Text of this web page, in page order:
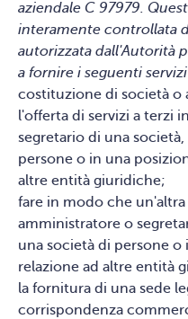
aziendale C 97979.
interamente controllata
autorizzata dall'Autorità
a fornire i seguenti
costituzione di società o
l'offerta di servizi a terzi
segretario di una
persone o in una
altre entità giuridiche;
fare in modo che
amministratore o
una società di persone o
relazione ad altre entità
la fornitura di una sede
corrispondenza